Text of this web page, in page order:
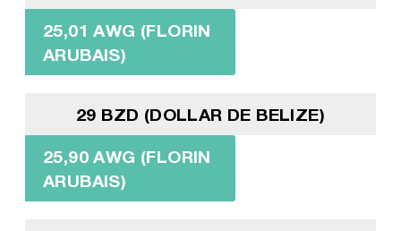
25,01 AWG (FLORIN
ARUBAIS)
29 BZD (DOLLAR DE BELIZE)
25,90 AWG (FLORIN
ARUBAIS)